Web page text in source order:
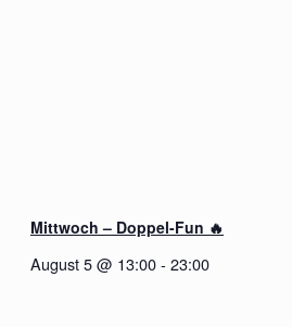
Mittwoch – Doppel-Fun 🔥
August 5 @ 13:00- 23:00